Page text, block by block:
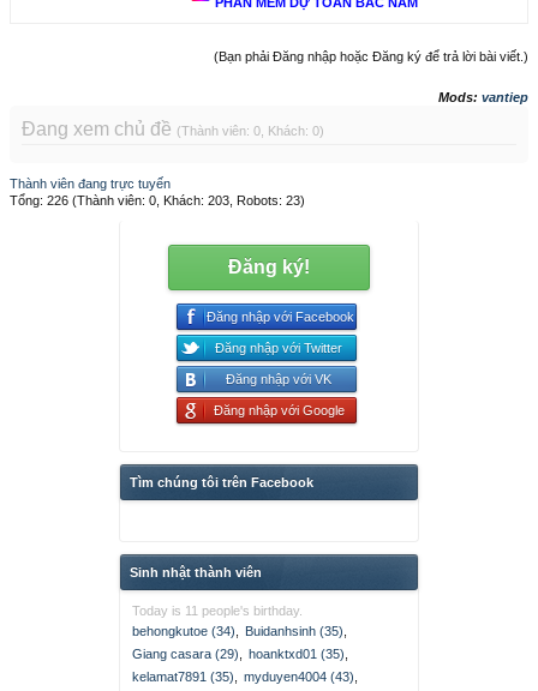
(Bạn phải Đăng nhập hoặc Đăng ký để trả lời bài viết.)
Mods: vantiep
Đang xem chủ đề (Thành viên: 0, Khách: 0)
Thành viên đang trực tuyến
Tổng: 226 (Thành viên: 0, Khách: 203, Robots: 23)
Đăng ký!
Đăng nhập với Facebook
Đăng nhập với Twitter
Đăng nhập với VK
Đăng nhập với Google
Tìm chúng tôi trên Facebook
Sinh nhật thành viên
Today is 11 people's birthday.
behongkutoe (34)
Buidanhsinh (35)
Giang casara (29)
hoanktxd01 (35)
kelamat7891 (35)
myduyen4004 (43)